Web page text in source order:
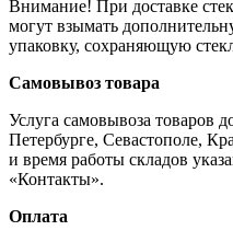
Внимание! При доставке
могут взымать
упаковку, сохраняющую
Самовывоз товара
Услуга самовывоза товаров
Петербурге, Севастополе,
и время работы складов
«Контакты».
Оплата